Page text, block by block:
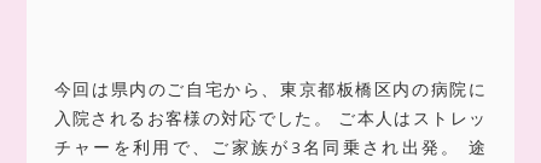
今回は県内のご自宅から、東京都板橋区内の病院に
入院されるお客様の対応でした。 ご本人はストレッ
チャーを利用で、ご家族が3名同乗され出発。 途